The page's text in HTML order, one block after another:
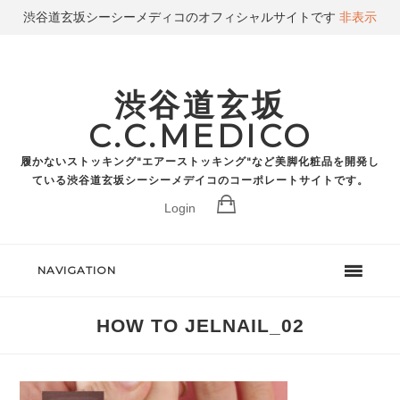
渋谷道玄坂
C.C.MEDICO
履かないストッキング"エアーストッキング"など美脚化粧品を開発し
ている渋谷道玄坂シーシーメデイコのコーポレートサイトです。
Login
NAVIGATION
HOW TO JELNAIL_02
渋谷道玄坂シーシーメディコのオフィシャルサイトです 非表示